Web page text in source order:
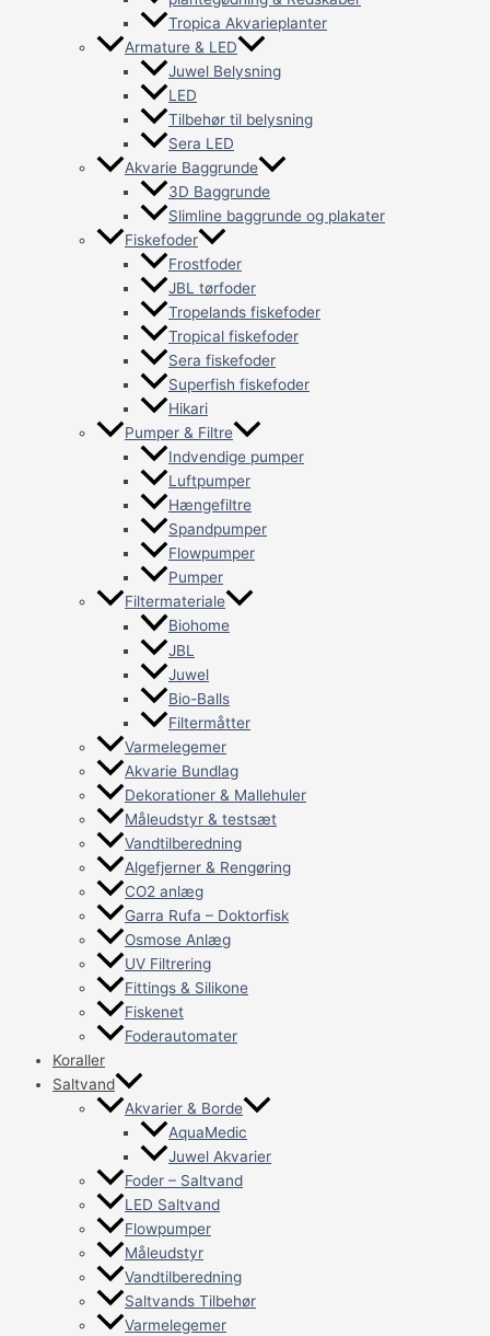
Tropica Akvarieplanter
Armature & LED
Juwel Belysning
LED
Tilbehør til belysning
Sera LED
Akvarie Baggrunde
3D Baggrunde
Slimline baggrunde og plakater
Fiskefoder
Frostfoder
JBL tørfoder
Tropelands fiskefoder
Tropical fiskefoder
Sera fiskefoder
Superfish fiskefoder
Hikari
Pumper & Filtre
Indvendige pumper
Luftpumper
Hængefiltre
Spandpumper
Flowpumper
Pumper
Filtermateriale
Biohome
JBL
Juwel
Bio-Balls
Filtermåtter
Varmelegemer
Akvarie Bundlag
Dekorationer & Mallehuler
Måleudstyr & testsæt
Vandtilberedning
Algefjerner & Rengøring
CO2 anlæg
Garra Rufa – Doktorfisk
Osmose Anlæg
UV Filtrering
Fittings & Silikone
Fiskenet
Foderautomater
Koraller
Saltvand
Akvarier & Borde
AquaMedic
Juwel Akvarier
Foder – Saltvand
LED Saltvand
Flowpumper
Måleudstyr
Vandtilberedning
Saltvands Tilbehør
Varmelegemer